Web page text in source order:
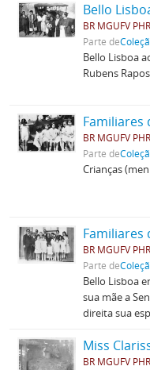
Bello
BR MGUFV
Parte de
Bello Lisboa
Rubens
Familiares
BR MGUFV
Parte de
Crianças
Familiares
BR MGUFV
Parte de
Bello Lisboa
sua mãe a
direita sua
Miss
BR MGUFV